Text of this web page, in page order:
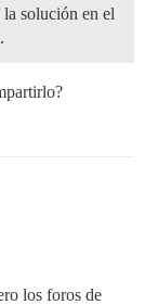
solución en el
los foros de